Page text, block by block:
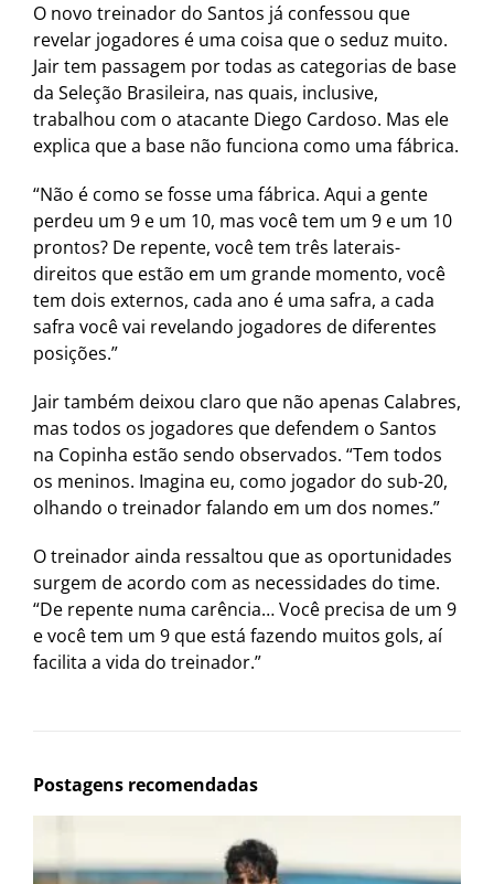
O novo treinador do Santos já confessou que
revelar jogadores é uma coisa que o seduz muito.
Jair tem passagem por todas as categorias de base
da Seleção Brasileira, nas quais, inclusive,
trabalhou com o atacante Diego Cardoso. Mas ele
explica que a base não funciona como uma fábrica.
“Não é como se fosse uma fábrica. Aqui a gente
perdeu um 9 e um 10, mas você tem um 9 e um 10
prontos? De repente, você tem três laterais-
direitos que estão em um grande momento, você
tem dois externos, cada ano é uma safra, a cada
safra você vai revelando jogadores de diferentes
posições.”
Jair também deixou claro que não apenas Calabres,
mas todos os jogadores que defendem o Santos
na Copinha estão sendo observados. “Tem todos
os meninos. Imagina eu, como jogador do sub-20,
olhando o treinador falando em um dos nomes.”
O treinador ainda ressaltou que as oportunidades
surgem de acordo com as necessidades do time.
“De repente numa carência… Você precisa de um 9
e você tem um 9 que está fazendo muitos gols, aí
facilita a vida do treinador.”
Postagens recomendadas